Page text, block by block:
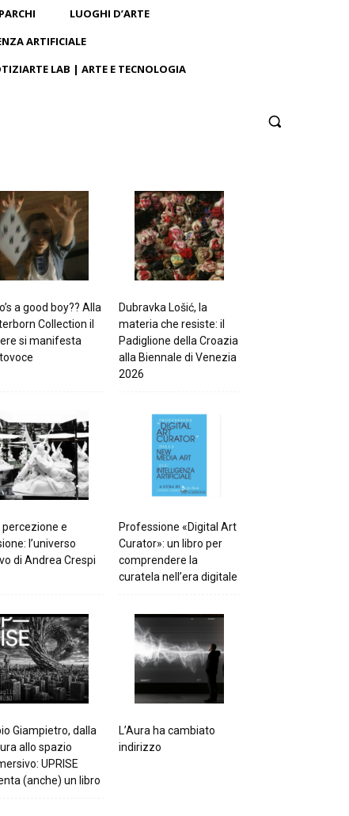
LUOGHI D’ARTE
ARTIFICIALE
LAB | ARTE E TECNOLOGIA
a good boy?? Alla
Collection il
si manifesta
Dubravka Lošić, la
materia che resiste: il
Padiglione della Croazia
alla Biennale di Venezia
2026
percezione e
l’universo
di Andrea Crespi
Professione «Digital Art
Curator»: un libro per
comprendere la
curatela nell’era digitale
Giampietro, dalla
allo spazio
UPRISE
(anche) un libro
L’Aura ha cambiato
indirizzo